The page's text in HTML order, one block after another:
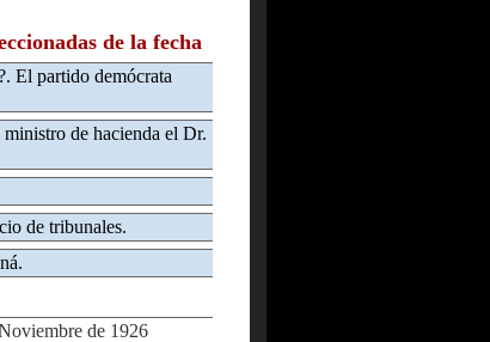
de la fecha
El partido demócrata
de hacienda el Dr.
de tribunales.
de 1926